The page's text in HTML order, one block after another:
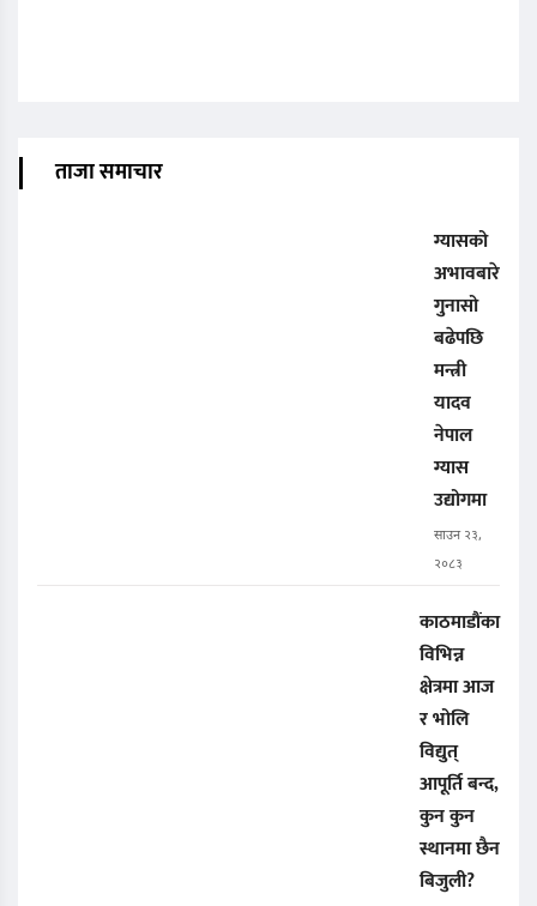
ताजा समाचार
ग्यासको
अभावबारे
गुनासो
बढेपछि
मन्त्री
यादव
नेपाल
ग्यास
उद्योगमा
साउन २३,
२०८३
काठमाडौंका
विभिन्न
क्षेत्रमा आज
र भोलि
विद्युत्
आपूर्ति बन्द,
कुन कुन
स्थानमा छैन
बिजुली?